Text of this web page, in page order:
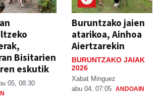
Bisitarien
eskutik
05, 08:30
Buruntzako jaien
atarikoa, Ainhoa
Aiertzarekin
BURUNTZAKO JAIAK
2026
Xabat Minguez
abu 04, 07:05 ANDOAIN